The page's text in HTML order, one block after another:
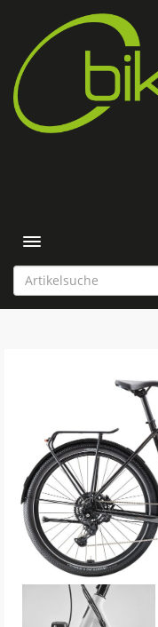
Toggle navigation